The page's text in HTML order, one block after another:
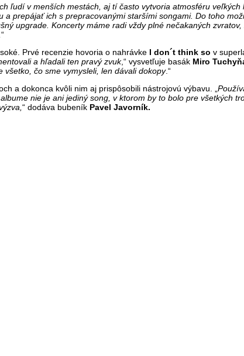
ľudí v menších mestách, aj tí často vytvoria atmosféru veľkých
a prepájať ich s prepracovanými staršími songami. Do toho
upgrade. Koncerty máme radi vždy plné nečakaných
“
Prvé recenzie hovoria o nahrávke I don´t think so v
a hľadali ten pravý zvuk,“ vysvetľuje basák Miro
čo sme vymysleli, len dávali dokopy.“
a dokonca kvôli nim aj prispôsobili nástrojovú výbavu. „
nie je ani jediný song, v ktorom by to bolo pre všetkých
“ dodáva bubeník Pavel Javorník.